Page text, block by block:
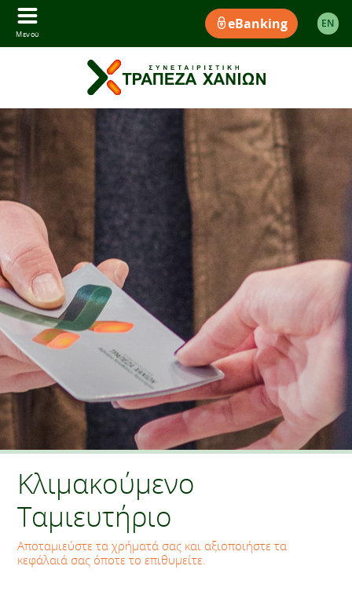
Μενού
eBanking EΝ
Κλιμακούμενο
Ταμιευτήριο
Αποταμιεύστε τα χρήματά σας και αξιοποιήστε τα
κεφάλαιά σας όποτε το επιθυμείτε.